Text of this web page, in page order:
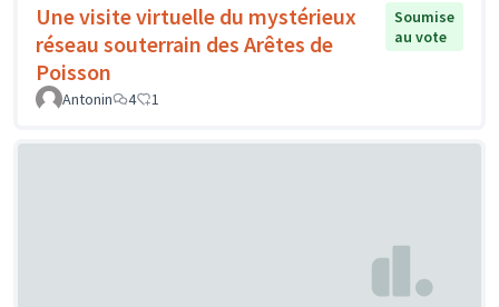
Une visite virtuelle du mystérieux
réseau souterrain des Arêtes de
Poisson
Soumise
au vote
Antonin 4 1